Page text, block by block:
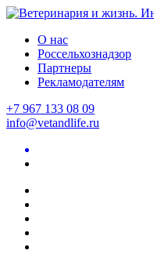
О нас
Россельхознадзор
Партнеры
Рекламодателям
+7 967 133 08 09
info@vetandlife.ru